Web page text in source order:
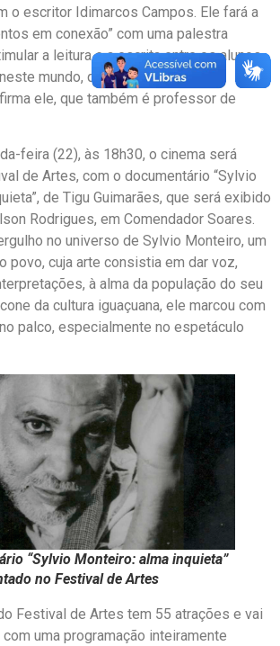
o escritor Idimarcos Campos. Ele fará a
em conexão” com uma palestra
a leitura e a escrita entre os alunos.
mundo, quando escrevemos a
ele, que também é professor de
feira (22), às 18h30, o cinema será
de Artes, com o documentário “Sylvio
de Tigu Guimarães, que será exibido
Rodrigues, em Comendador Soares.
no universo de Sylvio Monteiro, um
povo, cuja arte consistia em dar voz,
à alma da população do seu
da cultura iguaçuana, ele marcou com
palco, especialmente no espetáculo
“Sylvio Monteiro: alma inquieta”
no Festival de Artes
Festival de Artes tem 55 atrações e vai
uma programação inteiramente